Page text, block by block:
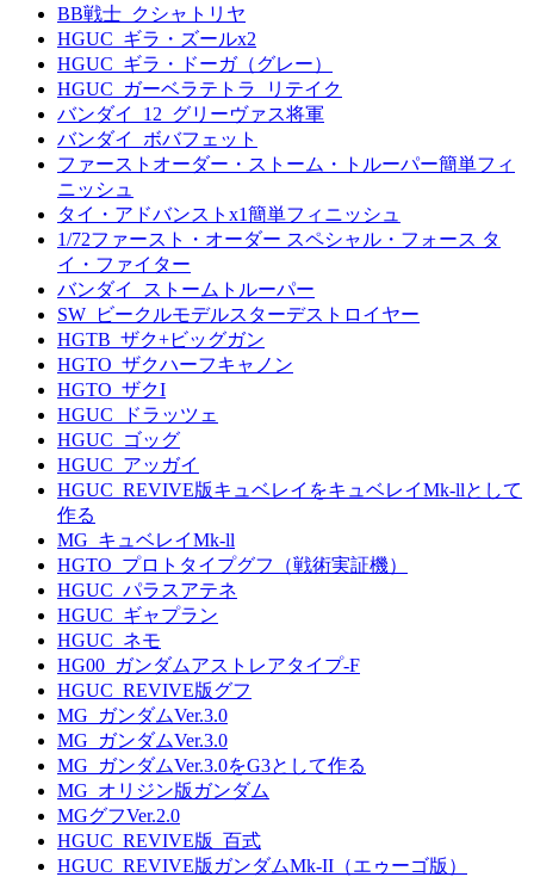
BB戦士_クシャトリヤ
HGUC_ギラ・ズールx2
HGUC_ギラ・ドーガ（グレー）
HGUC_ガーベラテトラ_リテイク
バンダイ_12_グリーヴァス将軍
バンダイ_ボバフェット
ファーストオーダー・ストーム・トルーパー簡単フィ
ニッシュ
タイ・アドバンストx1簡単フィニッシュ
1/72ファースト・オーダー スペシャル・フォース タ
イ・ファイター
バンダイ_ストームトルーパー
SW_ビークルモデルスターデストロイヤー
HGTB_ザク+ビッグガン
HGTO_ザクハーフキャノン
HGTO_ザクI
HGUC_ドラッツェ
HGUC_ゴッグ
HGUC_アッガイ
HGUC_REVIVE版キュベレイをキュベレイMk-llとして
作る
MG_キュベレイMk-ll
HGTO_プロトタイプグフ（戦術実証機）
HGUC_パラスアテネ
HGUC_ギャプラン
HGUC_ネモ
HG00_ガンダムアストレアタイプ-F
HGUC_REVIVE版グフ
MG_ガンダムVer.3.0
MG_ガンダムVer.3.0
MG_ガンダムVer.3.0をG3として作る
MG_オリジン版ガンダム
MGグフVer.2.0
HGUC_REVIVE版_百式
HGUC_REVIVE版ガンダムMk-II（エゥーゴ版）